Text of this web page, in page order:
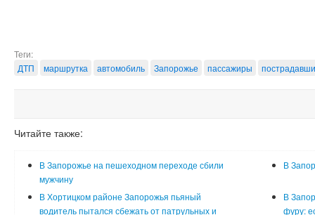
Теги:
ДТП
маршрутка автомобиль Запорожье пассажиры
Читайте также:
В Запорожье на пешеходном переходе сбили
мужчину
В
В Хортицком районе Запорожья пьяный
водитель пытался сбежать от патрульных и
В
фуру: